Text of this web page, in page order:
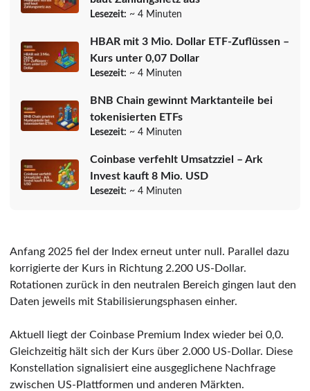
Lesezeit: ~ 4 Minuten
HBAR mit 3 Mio. Dollar ETF-Zuflüssen –
Kurs unter 0,07 Dollar
Lesezeit: ~ 4 Minuten
BNB Chain gewinnt Marktanteile bei
tokenisierten ETFs
Lesezeit: ~ 4 Minuten
Coinbase verfehlt Umsatzziel – Ark
Invest kauft 8 Mio. USD
Lesezeit: ~ 4 Minuten
Anfang 2025 fiel der Index erneut unter null. Parallel dazu
korrigierte der Kurs in Richtung 2.200 US-Dollar.
Rotationen zurück in den neutralen Bereich gingen laut den
Daten jeweils mit Stabilisierungsphasen einher.
Aktuell liegt der Coinbase Premium Index wieder bei 0,0.
Gleichzeitig hält sich der Kurs über 2.000 US-Dollar. Diese
Konstellation signalisiert eine ausgeglichene Nachfrage
zwischen US-Plattformen und anderen Märkten.